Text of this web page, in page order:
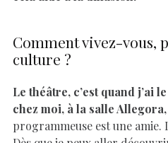
Comment vivez-vous,
culture ?
Le théâtre, c’est quand j’ai
chez moi, à la salle
programmeuse est une amie.